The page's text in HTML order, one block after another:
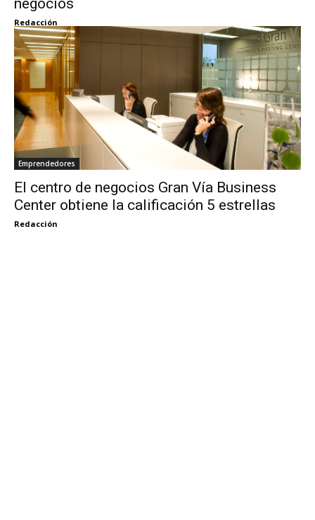
Redacción
Emprendedores
El centro de negocios Gran Vía Business
Center obtiene la calificación 5 estrellas
Redacción